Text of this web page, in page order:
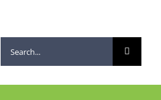
Search
for: